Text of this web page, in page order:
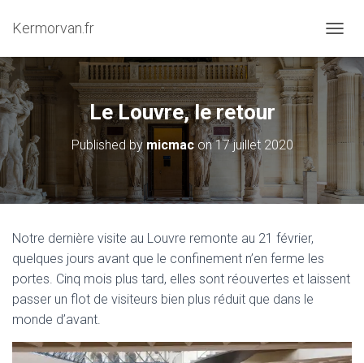
Kermorvan.fr
Le Louvre, le retour
Published by micmacon17 juillet 2020
Notre dernière visite au Louvre remonte au 21 février,
quelques jours avant que le confinement n’en ferme les
portes. Cinq mois plus tard, elles sont réouvertes et laissent
passer un flot de visiteurs bien plus réduit que dans le
monde d’avant.